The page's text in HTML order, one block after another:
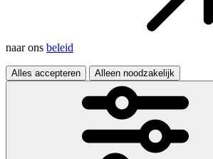
naar ons beleid
Alles accepteren Alleen noodzakelijk